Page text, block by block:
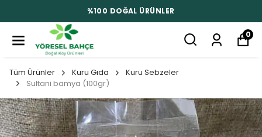
%100 DOĞAL ÜRÜNLER
0
Tüm Ürünler Kuru Gıda
Kuru Sebzeler
Sultani bamya (100gr)